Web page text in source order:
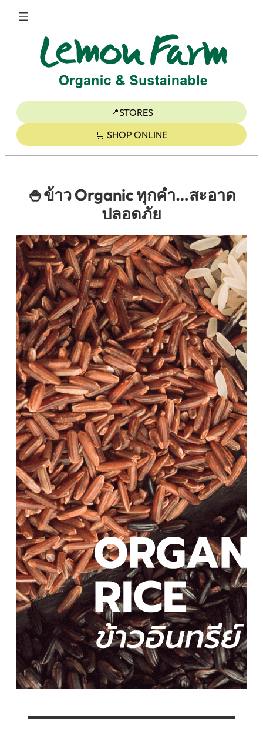
ข้าม
📍STORES
🛒 SHOP ONLINE
🍚ข้าว Organic ทุกคำ…สะอาด
ปลอดภัย